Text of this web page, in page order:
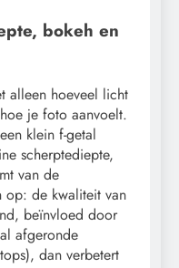
bokeh en
alleen hoeveel licht
je foto aanvoelt.
klein f-getal
scherptediepte,
van de
op: de kwaliteit van
beïnvloed door
afgeronde
dan verbetert